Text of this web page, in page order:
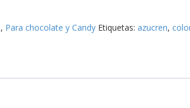
, Para chocolate y Candy Etiquetas: azucren,